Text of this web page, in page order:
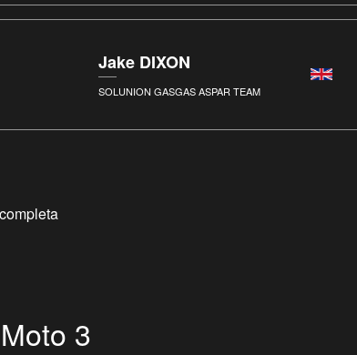
Jake DIXON
SOLUNION GASGAS ASPAR TEAM
3